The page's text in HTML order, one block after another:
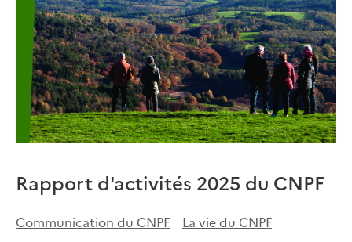
Rapport d'activités 2025 du CNPF
Communication du CNPF La vie du CNPF